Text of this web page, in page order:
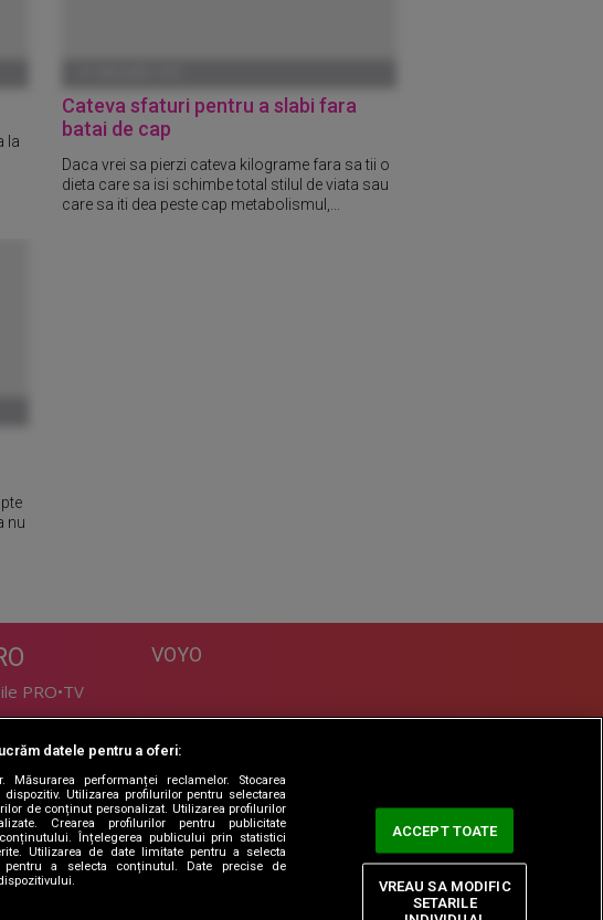
la
Cateva sfaturi pentru a slabi fara
batai de cap
Daca vrei sa pierzi cateva kilograme fara sa tii o
dieta care sa isi schimbe total stilul de viata sau
care sa iti dea peste cap metabolismul,...
nu
PRO•TV
VOYO
Contact
datele pentru a oferi:
Măsurarea performanței reclamelor. Stocarea
Utilizarea profilurilor pentru selectarea
de conținut personalizat. Utilizarea profilurilor
Crearea profilurilor pentru publicitate
Înțelegerea publicului prin statistici
Utilizarea de date limitate pentru a selecta
pentru a selecta conținutul. Date precise de
ACCEPT TOATE
VREAU SA MODIFIC
SETARILE